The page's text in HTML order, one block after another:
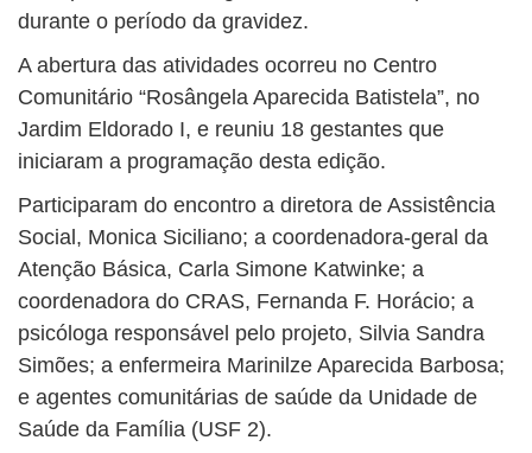
durante o período da gravidez.
A abertura das atividades ocorreu no Centro
Comunitário “Rosângela Aparecida Batistela”, no
Jardim Eldorado I, e reuniu 18 gestantes que
iniciaram a programação desta edição.
Participaram do encontro a diretora de Assistência
Social, Monica Siciliano; a coordenadora-geral da
Atenção Básica, Carla Simone Katwinke; a
coordenadora do CRAS, Fernanda F. Horácio; a
psicóloga responsável pelo projeto, Silvia Sandra
Simões; a enfermeira Marinilze Aparecida Barbosa;
e agentes comunitárias de saúde da Unidade de
Saúde da Família (USF 2).